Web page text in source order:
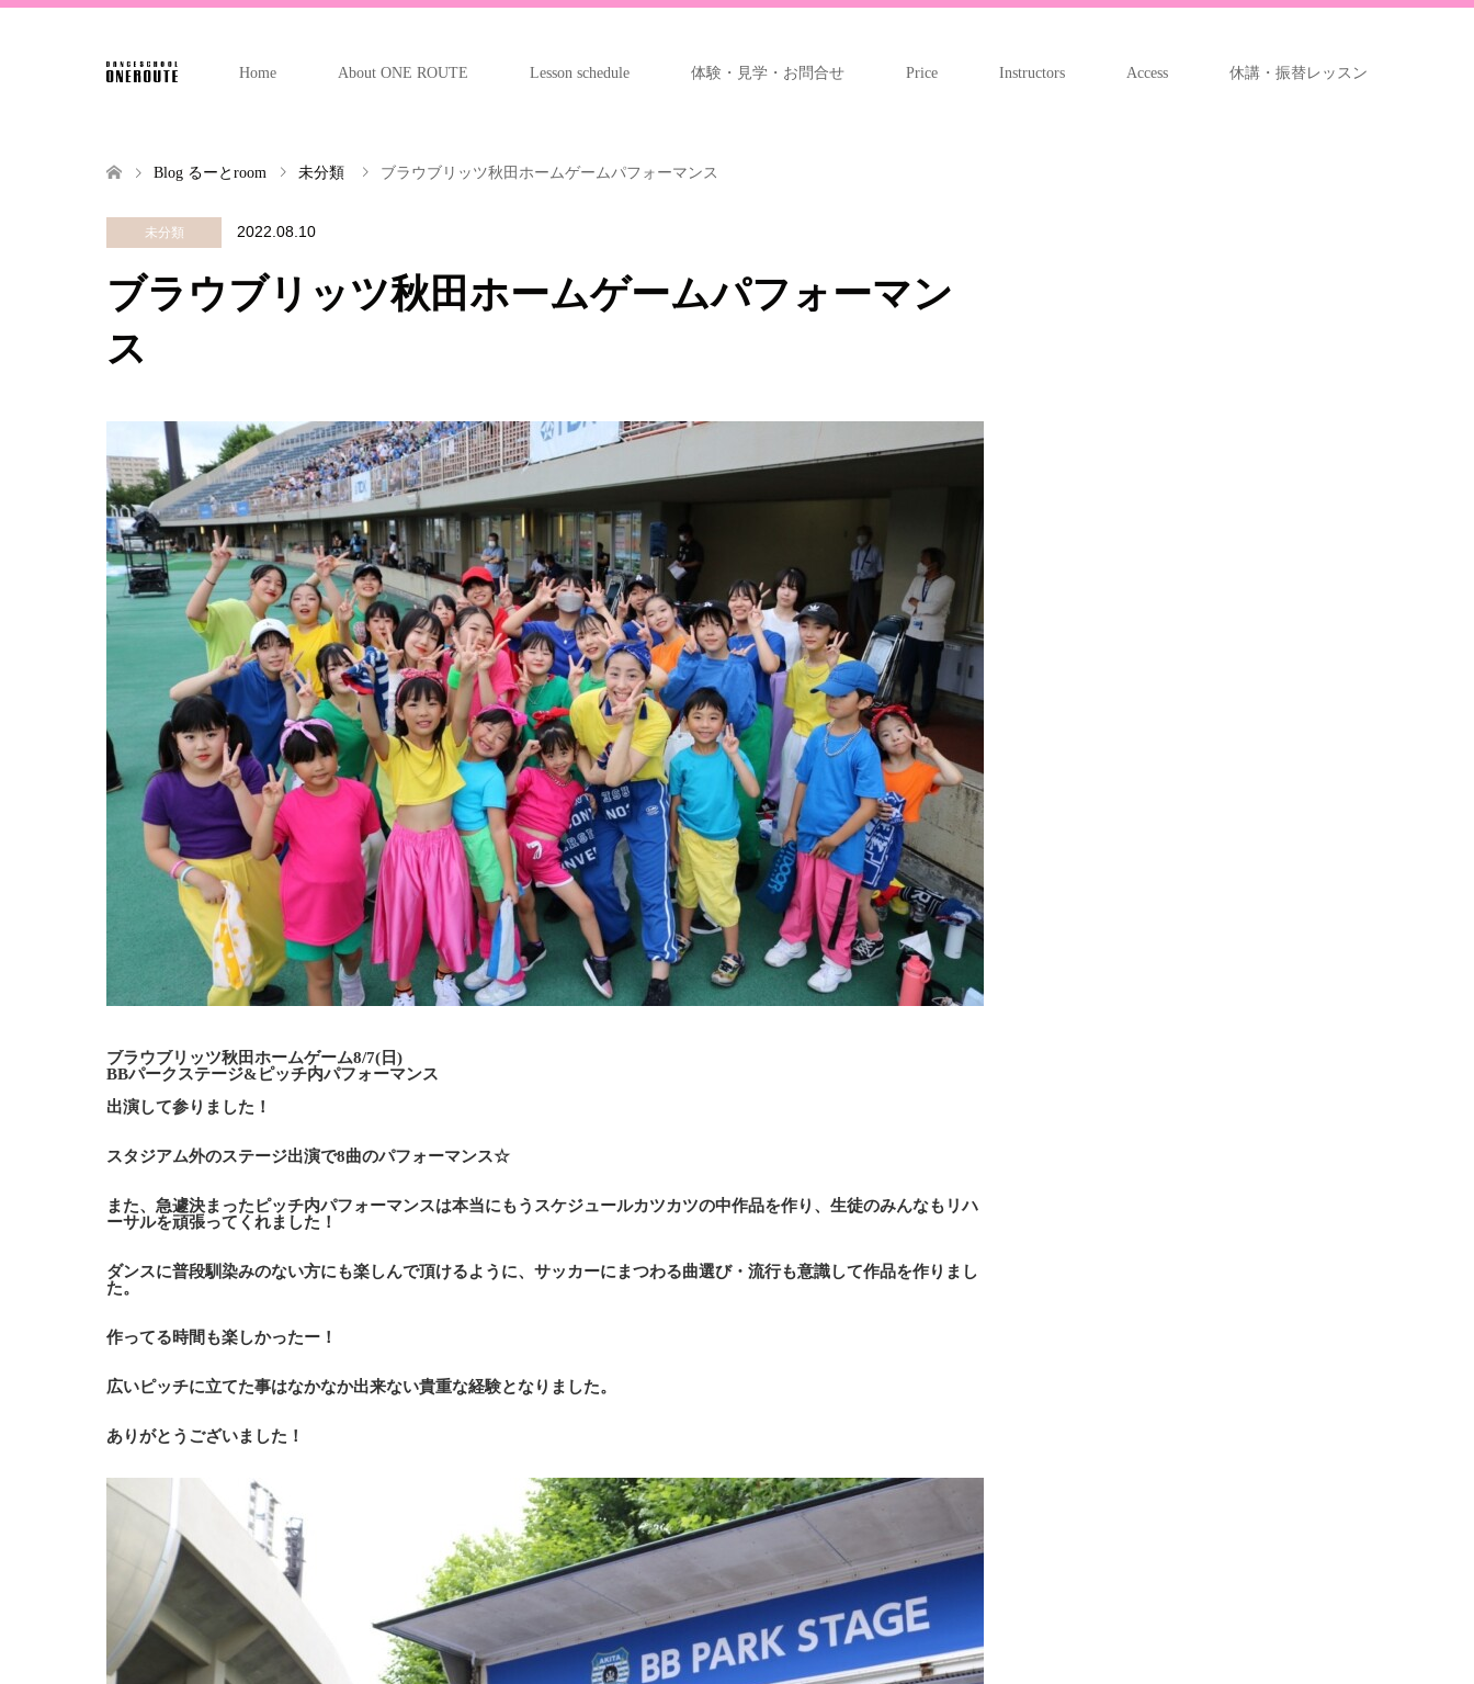
Home About ONE ROUTE Lesson schedule 体験・見学・お問合せ Price Instructors Access 休講・振替レッスン
Blog るーとroom 未分類 ブラウブリッツ秋田ホームゲームパフォーマンス
未分類 2022.08.10
ブラウブリッツ秋田ホームゲームパフォーマン
ス
ブラウブリッツ秋田ホームゲーム8/7(日)
BBパークステージ&ピッチ内パフォーマンス
出演して参りました！
スタジアム外のステージ出演で8曲のパフォーマンス☆
また、急遽決まったピッチ内パフォーマンスは本当にもうスケジュールカツカツの中作品を作り、生徒のみんなもリハ
ーサルを頑張ってくれました！
ダンスに普段馴染みのない方にも楽しんで頂けるように、サッカーにまつわる曲選び・流行も意識して作品を作りまし
た。
作ってる時間も楽しかったー！
広いピッチに立てた事はなかなか出来ない貴重な経験となりました。
ありがとうございました！